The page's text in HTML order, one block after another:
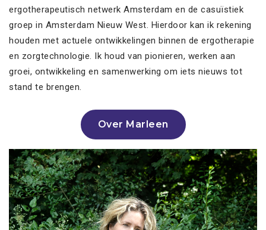
ergotherapeutisch netwerk Amsterdam en de casuïstiek
groep in Amsterdam Nieuw West. Hierdoor kan ik rekening
houden met actuele ontwikkelingen binnen de ergotherapie
en zorgtechnologie. Ik houd van pionieren, werken aan
groei, ontwikkeling en samenwerking om iets nieuws tot
stand te brengen.
Over Marleen